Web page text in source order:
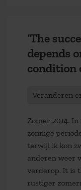
‘The
depends
condition
Veranderen
Zomer 2014.
zonnige
terwijl ik kon
anderen weer
verderop. It is
rustiger